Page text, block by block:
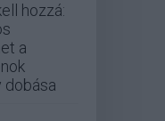
hozzá:
a
dobása